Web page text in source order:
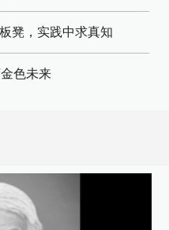
凳，实践中求真知
色未来